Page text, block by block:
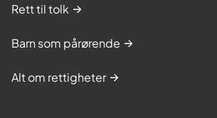
Rett til tolk
Barn som pårørende
Alt om rettigheter